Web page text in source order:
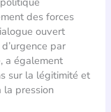
des forces
ouvert
par
a également
sur la légitimité et
la pression